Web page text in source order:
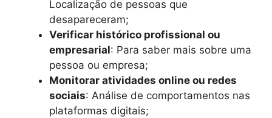
Localização de pessoas que
desapareceram;
Verificar histórico profissional ou
empresarial: Para saber mais sobre uma
pessoa ou empresa;
Monitorar atividades online ou redes
sociais: Análise de comportamentos nas
plataformas digitais;